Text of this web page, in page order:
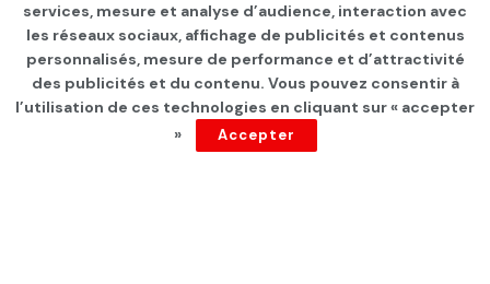
Anwer Maarouf assigné à
résidence
depuis 5 ans
services, mesure et analyse d’audience, interaction avec
les réseaux sociaux, affichage de publicités et contenus
personnalisés, mesure de performance et d’attractivité
des publicités et du contenu. Vous pouvez consentir à
l’utilisation de ces technologies en cliquant sur « accepter
»
Accepter